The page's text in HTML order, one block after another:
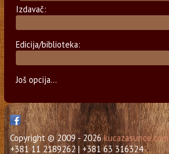
Izdavač:
Edicija/biblioteka:
Još opcija...
Copyright © 2009 - 2026kucazasunce.com
+381 11 2189262 | +381 63 316324